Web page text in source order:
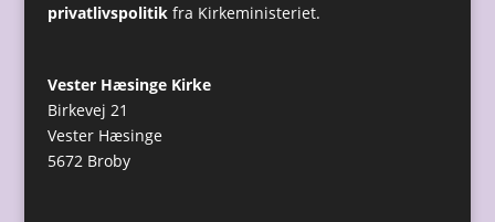
privatlivspolitikfra Kirkeministeriet.
Vester Hæsinge Kirke
Birkevej 21
Vester Hæsinge
5672 Broby